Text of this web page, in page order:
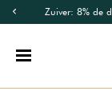
Zuiver: 8% de